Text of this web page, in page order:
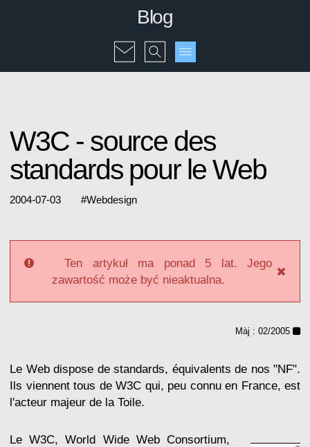
Blog
W3C - source des
standards pour le Web
2004-07-03 #Webdesign
Ten artykuł ma ponad 5 lat. Jego
zawartość może być nieaktualna.
Màj : 02/2005
Le Web dispose de standards, équivalents de nos "NF".
Ils viennent tous de W3C qui, peu connu en France, est
l'acteur majeur de la Toile.
Le W3C, World Wide Web Consortium,